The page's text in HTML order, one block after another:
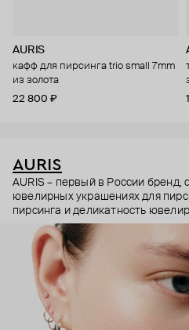
AURIS
кафф для пирсинга trio small 7mm
из золота
22 800 ₽
AURIS
AURIS – первый в России бренд,
ювелирных украшениях для
пирсинга и деликатность
украшения ручной работы. В
как профессиональные пирсеры
безопасность и
стилисты (благодаря им дизайн
украшения легко сочетаются
Украшения AURIS – для тех, кто
делает это интеллигентно и по-